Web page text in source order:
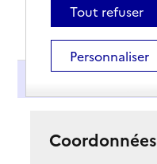
Coordonnées
Tout refuser
Personnaliser